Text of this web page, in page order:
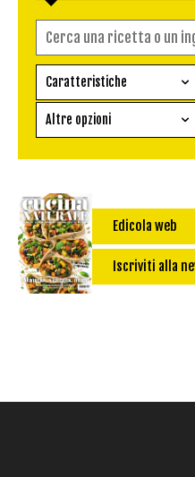
Caratteristiche
Ricetta vegetariana
Senza glutine
senza uova
Vegan
Altre opzioni
Impatto Glicemico:
Calorie max (kcal):
Edicola web
Iscriviti alla